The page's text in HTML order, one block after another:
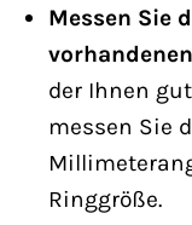
Messen Sie
der Ihnen
messen Sie
Ringgröße.